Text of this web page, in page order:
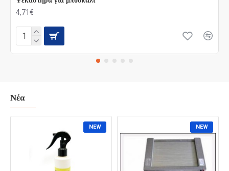
4,71€
Νέα
NEW NEW